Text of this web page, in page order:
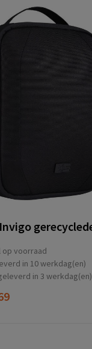
voorraad
in 10 werkdag(en)
in 3 werkdag(en)